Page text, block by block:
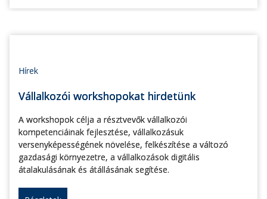
Hírek
Vállalkozói workshopokat hirdetünk
A workshopok célja a résztvevők vállalkozói
kompetenciáinak fejlesztése, vállalkozásuk
versenyképességének növelése, felkészítése a változó
gazdasági környezetre, a vállalkozások digitális
átalakulásának és átállásának segítése.